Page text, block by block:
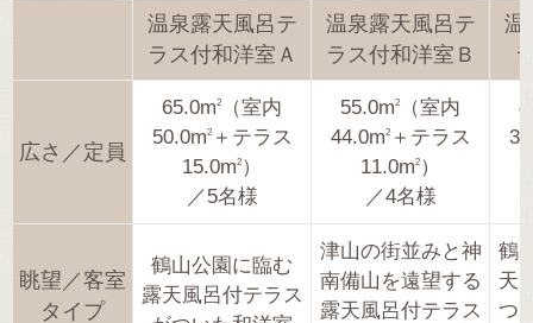
温泉露天風呂テ
ラス付和洋室Ａ
温泉露天風呂テ
ラス付和洋室Ｂ
温
広さ／定員
65.0m2
（室内
50.0m2＋テラス
15.0m2 ）
／5名様
55.0m2
（室内
44.0m2＋テラス
11.0m2 ）
／4名様
眺望／客室
タイプ
鶴山公園に臨む
露天風呂付テラス
津山の街並みと神
南備山を遠望する
露天風呂付テラス
鶴
天
つ